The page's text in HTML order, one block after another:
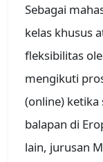
Sebagai
kelas khusus
fleksibilitas
mengikuti
(online) ketika
balapan di
lain, jurusan